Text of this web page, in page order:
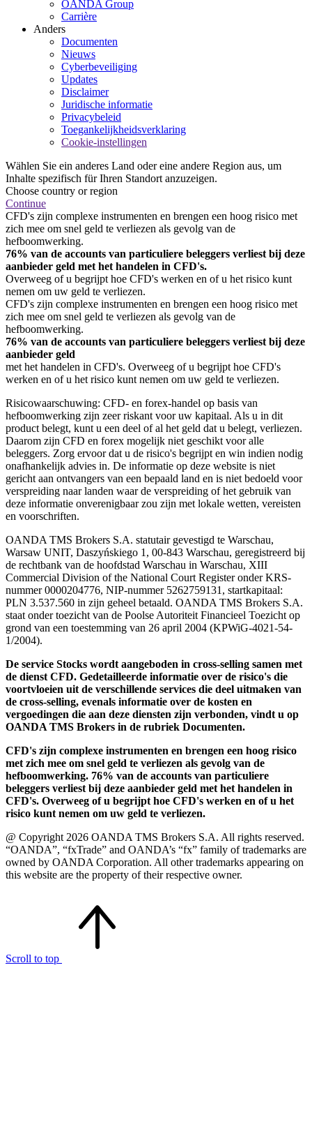
OANDA Group
Carrière
Anders
Documenten
Nieuws
Cyberbeveiliging
Updates
Disclaimer
Juridische informatie
Privacybeleid
Toegankelijkheidsverklaring
Cookie-instellingen
Wählen Sie ein anderes Land oder eine andere Region aus, um
Inhalte spezifisch für Ihren Standort anzuzeigen.
Choose country or region
Continue
CFD's zijn complexe instrumenten en brengen een hoog risico met
zich mee om snel geld te verliezen als gevolg van de
hefboomwerking.
76% van de accounts van particuliere beleggers verliest bij deze
aanbieder geld met het handelen in CFD's.
Overweeg of u begrijpt hoe CFD's werken en of u het risico kunt
nemen om uw geld te verliezen.
CFD's zijn complexe instrumenten en brengen een hoog risico met
zich mee om snel geld te verliezen als gevolg van de
hefboomwerking.
76% van de accounts van particuliere beleggers verliest bij deze
aanbieder geld
met het handelen in CFD's. Overweeg of u begrijpt hoe CFD's
werken en of u het risico kunt nemen om uw geld te verliezen.
Risicowaarschuwing: CFD- en forex-handel op basis van
hefboomwerking zijn zeer riskant voor uw kapitaal. Als u in dit
product belegt, kunt u een deel of al het geld dat u belegt, verliezen.
Daarom zijn CFD en forex mogelijk niet geschikt voor alle
beleggers. Zorg ervoor dat u de risico's begrijpt en win indien nodig
onafhankelijk advies in. De informatie op deze website is niet
gericht aan ontvangers van een bepaald land en is niet bedoeld voor
verspreiding naar landen waar de verspreiding of het gebruik van
deze informatie onverenigbaar zou zijn met lokale wetten, vereisten
en voorschriften.
OANDA TMS Brokers S.A. statutair gevestigd te Warschau,
Warsaw UNIT, Daszyńskiego 1, 00-843 Warschau, geregistreerd bij
de rechtbank van de hoofdstad Warschau in Warschau, XIII
Commercial Division of the National Court Register onder KRS-
nummer 0000204776, NIP-nummer 5262759131, startkapitaal:
PLN 3.537.560 in zijn geheel betaald. OANDA TMS Brokers S.A.
staat onder toezicht van de Poolse Autoriteit Financieel Toezicht op
grond van een toestemming van 26 april 2004 (KPWiG-4021-54-
1/2004).
De service Stocks wordt aangeboden in cross-selling samen met
de dienst CFD. Gedetailleerde informatie over de risico's die
voortvloeien uit de verschillende services die deel uitmaken van
de cross-selling, evenals informatie over de kosten en
vergoedingen die aan deze diensten zijn verbonden, vindt u op
OANDA TMS Brokers in de rubriek Documenten.
CFD's zijn complexe instrumenten en brengen een hoog risico
met zich mee om snel geld te verliezen als gevolg van de
hefboomwerking. 76% van de accounts van particuliere
beleggers verliest bij deze aanbieder geld met het handelen in
CFD's. Overweeg of u begrijpt hoe CFD's werken en of u het
risico kunt nemen om uw geld te verliezen.
@ Copyright 2026 OANDA TMS Brokers S.A. All rights reserved.
“OANDA”, “fxTrade” and OANDA’s “fx” family of trademarks are
owned by OANDA Corporation. All other trademarks appearing on
this website are the property of their respective owner.
Scroll to top